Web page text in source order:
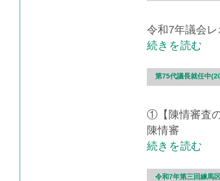
令和7年議会
続きを読む
第75代議長就任中
①【陳情審査
陳情審
続きを読む
令和7年第三回練馬